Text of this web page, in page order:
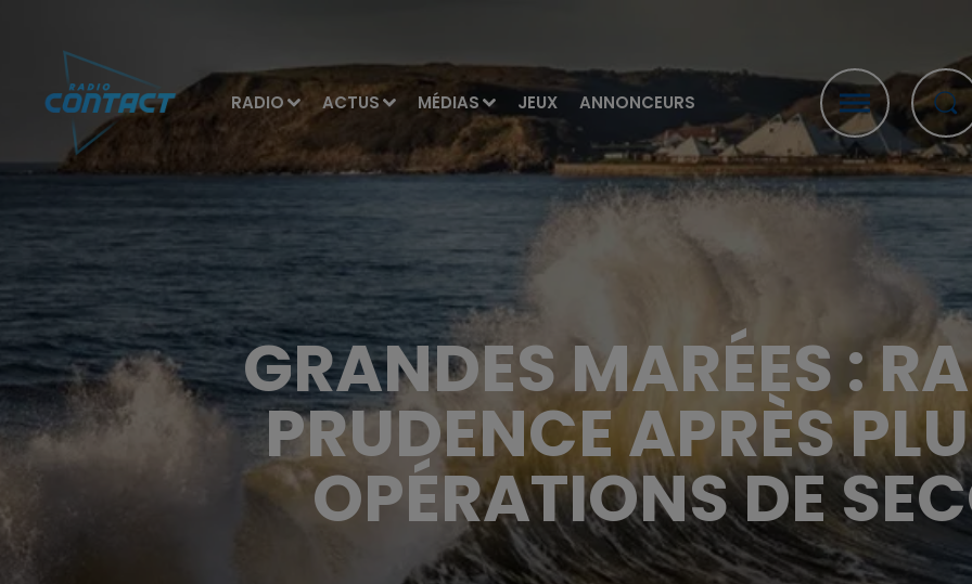
RADIO ACTUS MÉDIAS JEUX ANNONCEURS
GRANDES MARÉES :
PRUDENCE APRÈS
OPÉRATIONS DE